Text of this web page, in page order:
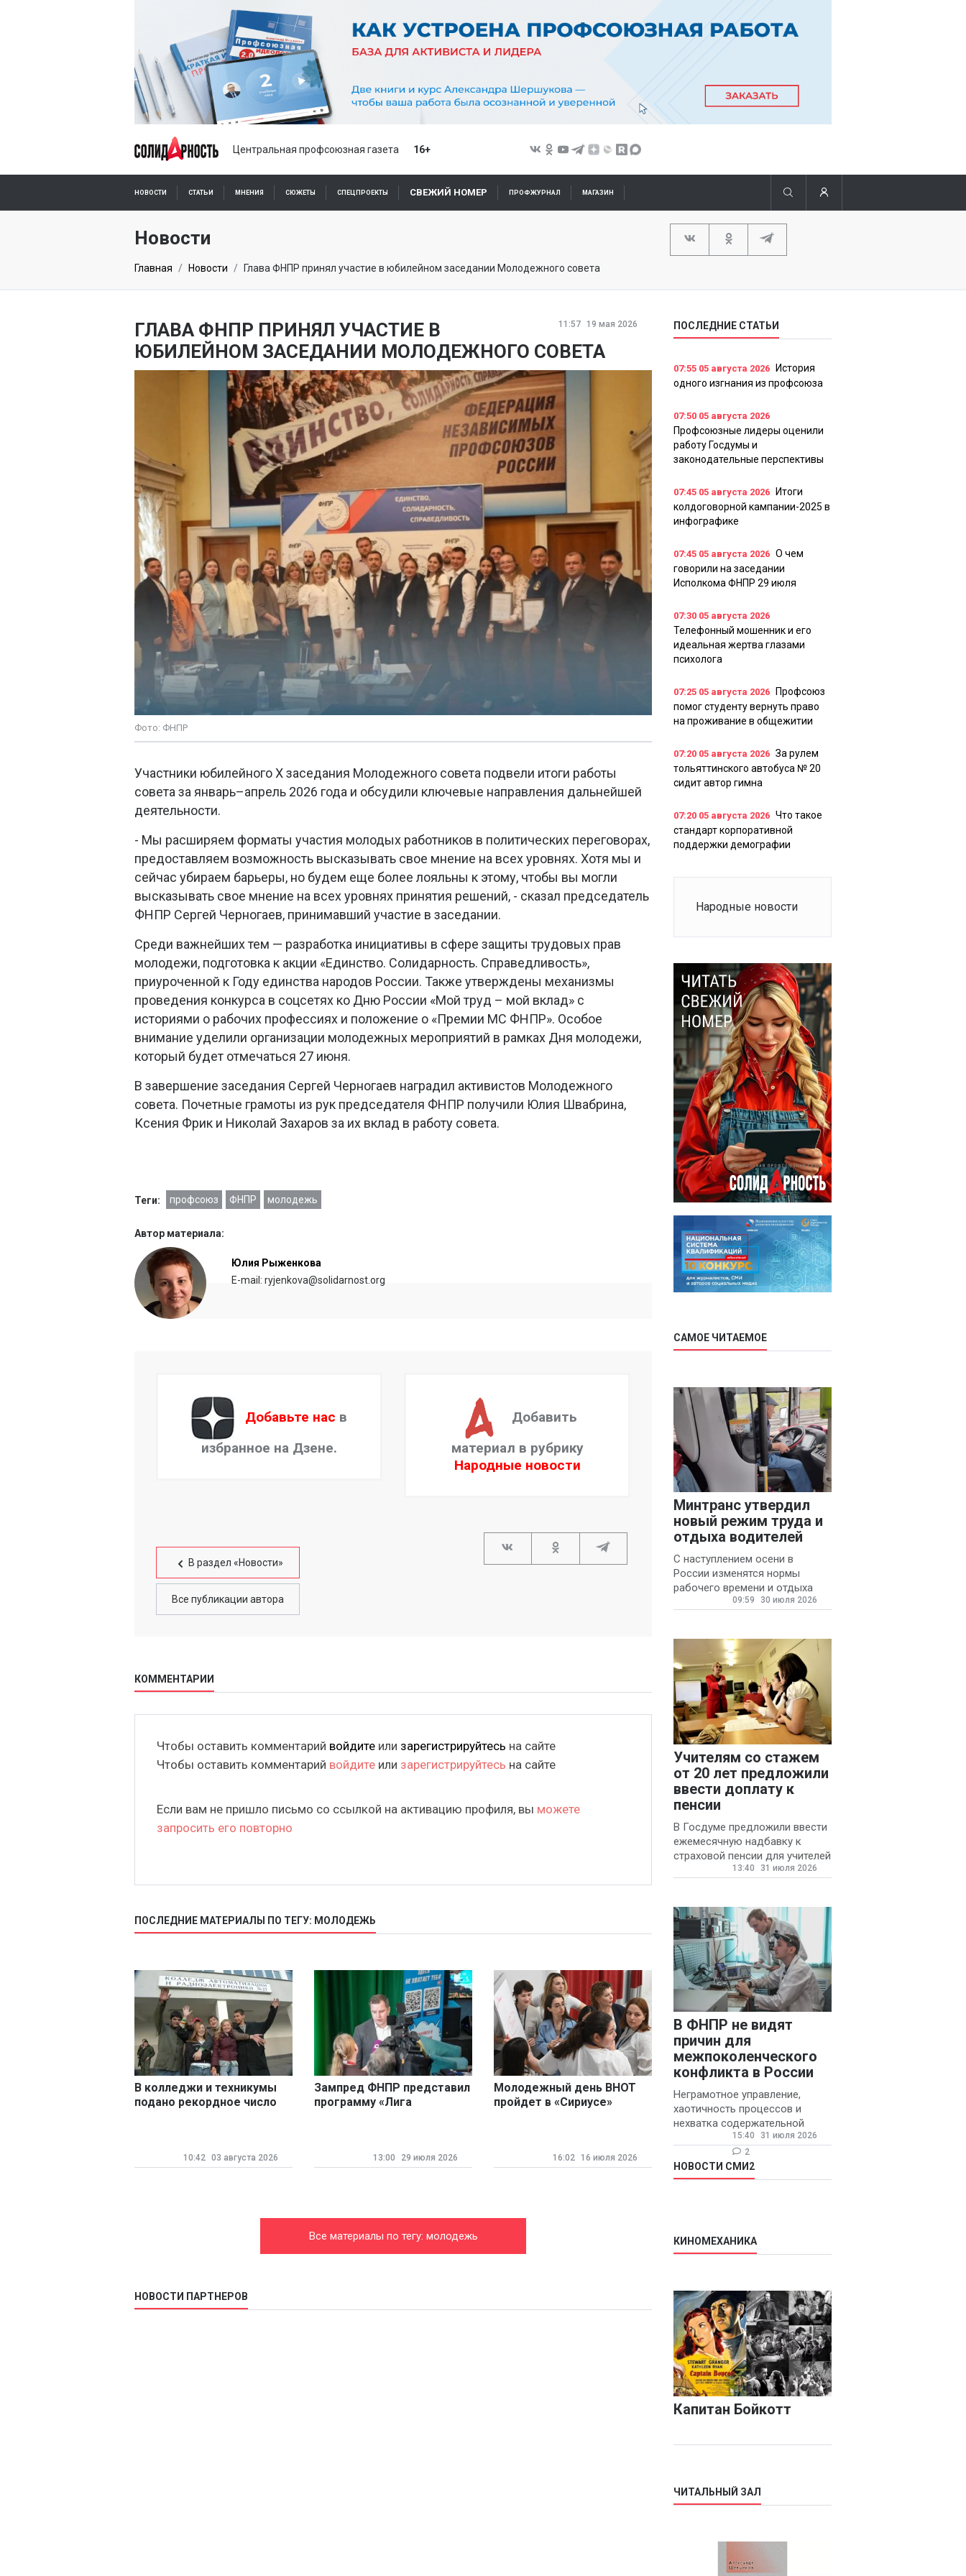
Центральная профсоюзная газета 16+
НОВОСТИ СТАТЬИ МНЕНИЯ СЮЖЕТЫ СПЕЦПРОЕКТЫ СВЕЖИЙ НОМЕР ПРОФЖУРНАЛ МАГАЗИН
ПОДПИСКА ОНЛАЙН
Новости
Главная Новости Глава ФНПР принял участие в юбилейном заседании Молодежного совета
11:57 19 мая 2026
ГЛАВА ФНПР ПРИНЯЛ УЧАСТИЕ В
ЮБИЛЕЙНОМ ЗАСЕДАНИИ МОЛОДЕЖНОГО СОВЕТА
Фото: ФНПР
Участники юбилейного X заседания Молодежного совета подвели итоги работы
совета за январь–апрель 2026 года и обсудили ключевые направления дальнейшей
деятельности.
- Мы расширяем форматы участия молодых работников в политических переговорах,
предоставляем возможность высказывать свое мнение на всех уровнях. Хотя мы и
сейчас убираем барьеры, но будем еще более лояльны к этому, чтобы вы могли
высказывать свое мнение на всех уровнях принятия решений, - сказал председатель
ФНПР Сергей Черногаев, принимавший участие в заседании.
Среди важнейших тем — разработка инициативы в сфере защиты трудовых прав
молодежи, подготовка к акции «Единство. Солидарность. Справедливость»,
приуроченной к Году единства народов России. Также утверждены механизмы
проведения конкурса в соцсетях ко Дню России «Мой труд – мой вклад» с
историями о рабочих профессиях и положение о «Премии МС ФНПР». Особое
внимание уделили организации молодежных мероприятий в рамках Дня молодежи,
который будет отмечаться 27 июня.
В завершение заседания Сергей Черногаев наградил активистов Молодежного
совета. Почетные грамоты из рук председателя ФНПР получили Юлия Швабрина,
Ксения Фрик и Николай Захаров за их вклад в работу совета.
Теги: профсоюз ФНПР молодежь
Автор материала:
Юлия Рыженкова
E-mail: ryjenkova@solidarnost.org
Добавьте нас в
избранное на Дзене.
Добавить
материал в рубрику
Народные новости
В раздел «Новости»
Все публикации автора
КОММЕНТАРИИ
Чтобы оставить комментарий войдите или зарегистрируйтесь на сайте
Чтобы оставить комментарий войдите или зарегистрируйтесь на сайте
Если вам не пришло письмо со ссылкой на активацию профиля, вы можете
запросить его повторно
ПОСЛЕДНИЕ МАТЕРИАЛЫ ПО ТЕГУ: МОЛОДЕЖЬ
В колледжи и техникумы
подано рекордное число
10:42 03 августа 2026
Зампред ФНПР представил
программу «Лига
13:00 29 июля 2026
Молодежный день ВНОТ
пройдет в «Сириусе»
16:02 16 июля 2026
Все материалы по тегу: молодежь
НОВОСТИ ПАРТНЕРОВ
ПОСЛЕДНИЕ СТАТЬИ
07:55 05 августа 2026
История
одного изгнания из профсоюза
07:50 05 августа 2026
Профсоюзные лидеры оценили
работу Госдумы и
законодательные перспективы
07:45 05 августа 2026
Итоги
колдоговорной кампании-2025 в
инфографике
07:45 05 августа 2026 О чем
говорили на заседании
Исполкома ФНПР 29 июля
07:30 05 августа 2026
Телефонный мошенник и его
идеальная жертва глазами
психолога
07:25 05 августа 2026
Профсоюз
помог студенту вернуть право
на проживание в общежитии
07:20 05 августа 2026 За рулем
тольяттинского автобуса № 20
сидит автор гимна
07:20 05 августа 2026 Что такое
стандарт корпоративной
поддержки демографии
Народные новости
САМОЕ ЧИТАЕМОЕ
Минтранс утвердил
новый режим труда и
отдыха водителей
С наступлением осени в
России изменятся нормы
рабочего времени и отдыха
для автомобилистов.
09:59 30 июля 2026
Учителям со стажем
от 20 лет предложили
ввести доплату к
пенсии
В Госдуме предложили ввести
ежемесячную надбавку к
страховой пенсии для учителей
государственных и
13:40 31 июля 2026
В ФНПР не видят
причин для
межпоколенческого
конфликта в России
Неграмотное управление,
хаотичность процессов и
нехватка содержательной
обратной связи от
руководителя являются
основными причинами
конфликтов и раздражения в
15:40
31 июля 2026
2
НОВОСТИ СМИ2
КИНОМЕХАНИКА
Капитан Бойкотт
ЧИТАЛЬНЫЙ ЗАЛ